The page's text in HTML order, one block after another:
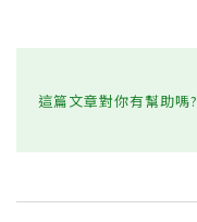
這篇文章對你有幫助嗎?